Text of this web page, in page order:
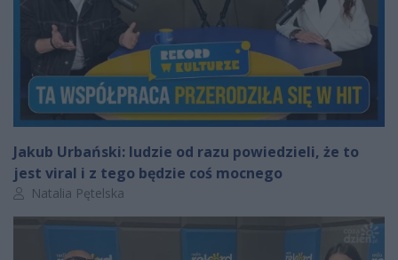
Jakub Urbański: ludzie od razu powiedzieli, że to
jest viral i z tego będzie coś mocnego
Autor artykułu:
Natalia Pętelska